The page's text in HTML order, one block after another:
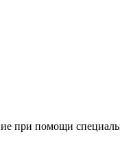
при помощи